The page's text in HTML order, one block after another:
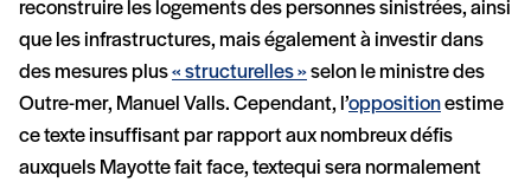
reconstruire les logements des personnes sinistrées, ainsi
que les infrastructures, mais également à investir dans
des mesures plus« structurelles »selon le ministre des
Outre-mer, Manuel Valls. Cependant, l’oppositionestime
ce texte insuffisant par rapport aux nombreux défis
auxquels Mayotte fait face, textequi sera normalement